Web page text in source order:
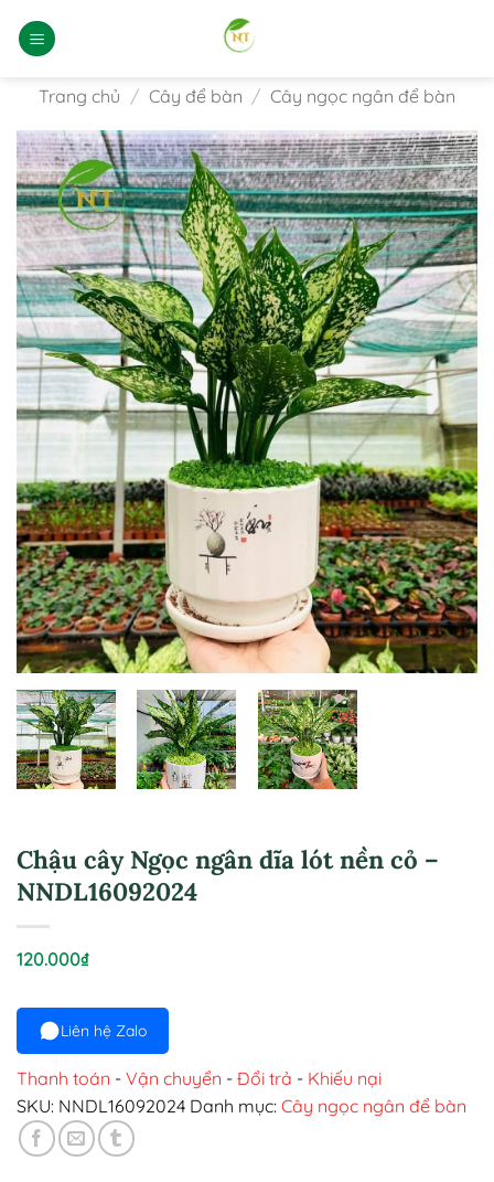
qua
dungTrang chủ / Cây để bàn / Cây ngọc ngân để bàn
Chậu cây Ngọc ngân dĩa lót nền cỏ –
NNDL16092024
120.000₫
Liên hệ Zalo
Thanh toán - Vận chuyển - Đổi trả - Khiếu nại
SKU: NNDL16092024 Danh mục: Cây ngọc ngân để bàn